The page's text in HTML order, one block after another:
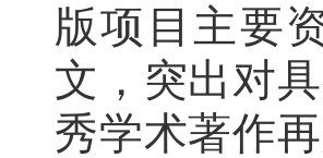
版项目主要
文，突出对
秀学术著作